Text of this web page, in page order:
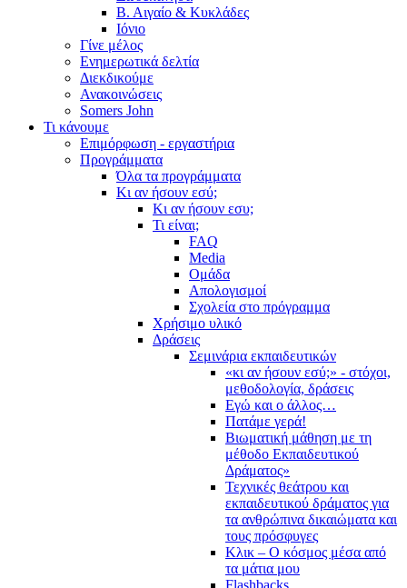
Β. Αιγαίο & Κυκλάδες
Ιόνιο
Γίνε μέλος
Ενημερωτικά δελτία
Διεκδικούμε
Ανακοινώσεις
Somers John
Τι κάνουμε
Επιμόρφωση - εργαστήρια
Προγράμματα
Όλα τα προγράμματα
Κι αν ήσουν εσύ;
Κι αν ήσουν εσυ;
Τι είναι;
FAQ
Media
Ομάδα
Απολογισμοί
Σχολεία στο πρόγραμμα
Χρήσιμο υλικό
Δράσεις
Σεμινάρια εκπαιδευτικών
«κι αν ήσουν εσύ;» - στόχοι,
μεθοδολογία, δράσεις
Εγώ και ο άλλος…
Πατάμε γερά!
Βιωματική μάθηση με τη
μέθοδο Εκπαιδευτικού
Δράματος»
Τεχνικές θεάτρου και
εκπαιδευτικού δράματος για
τα ανθρώπινα δικαιώματα και
τους πρόσφυγες
Κλικ – Ο κόσμος μέσα από
τα μάτια μου
Flashbacks